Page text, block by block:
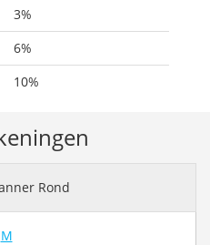
3%
6%
10%
Rond
M